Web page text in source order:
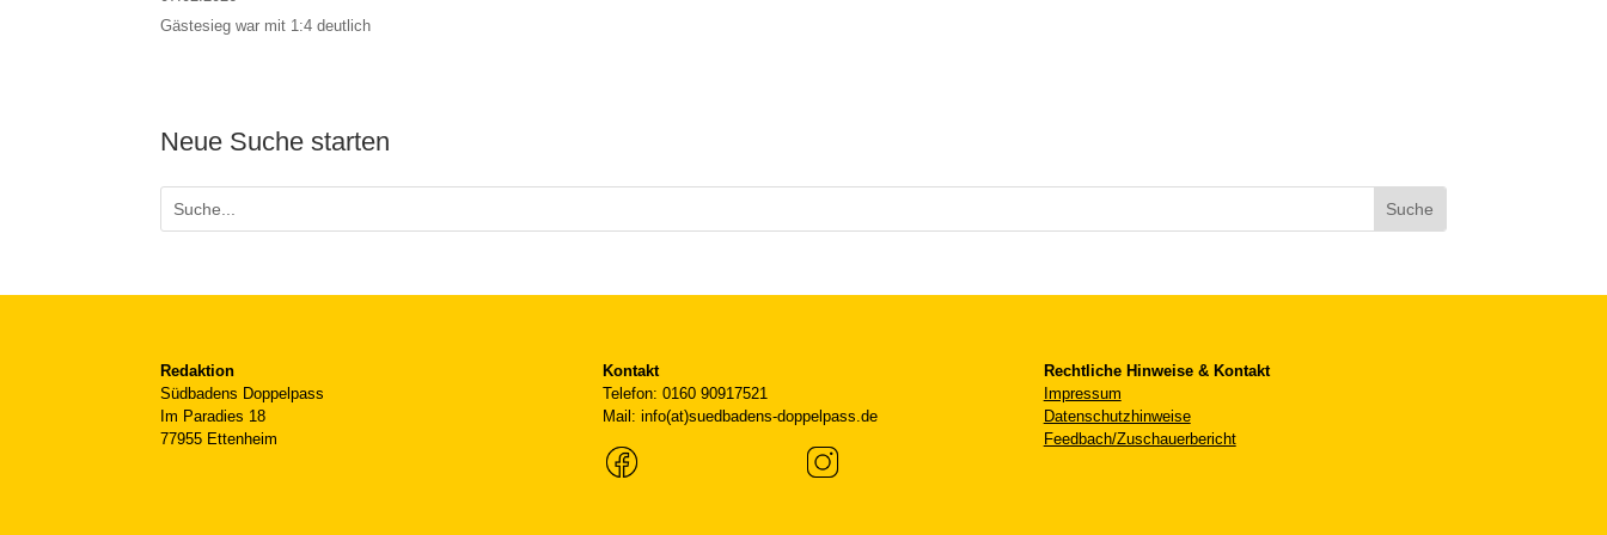
Gästesieg war mit 1:4 deutlich
Neue Suche starten
Redaktion
Südbadens Doppelpass
Im Paradies 18
77955 Ettenheim
Kontakt
Telefon: 0160 90917521
Mail: info(at)suedbadens-doppelpass.de
Rechtliche Hinweise & Kontakt
Impressum
Datenschutzhinweise
Feedbach/Zuschauerbericht